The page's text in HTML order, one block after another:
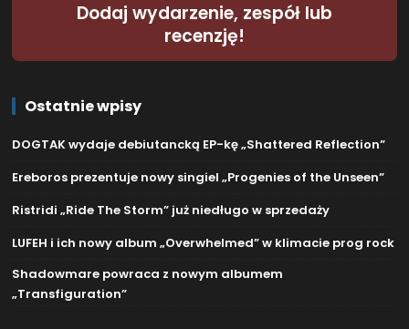
Dodaj wydarzenie, zespół lub
recenzję!
Ostatnie wpisy
DOGTAK wydaje debiutancką EP-kę „Shattered Reflection”
Ereboros prezentuje nowy singiel „Progenies of the Unseen”
Ristridi „Ride The Storm” już niedługo w sprzedaży
LUFEH i ich nowy album „Overwhelmed” w klimacie prog rock
Shadowmare powraca z nowym albumem
„Transfiguration”